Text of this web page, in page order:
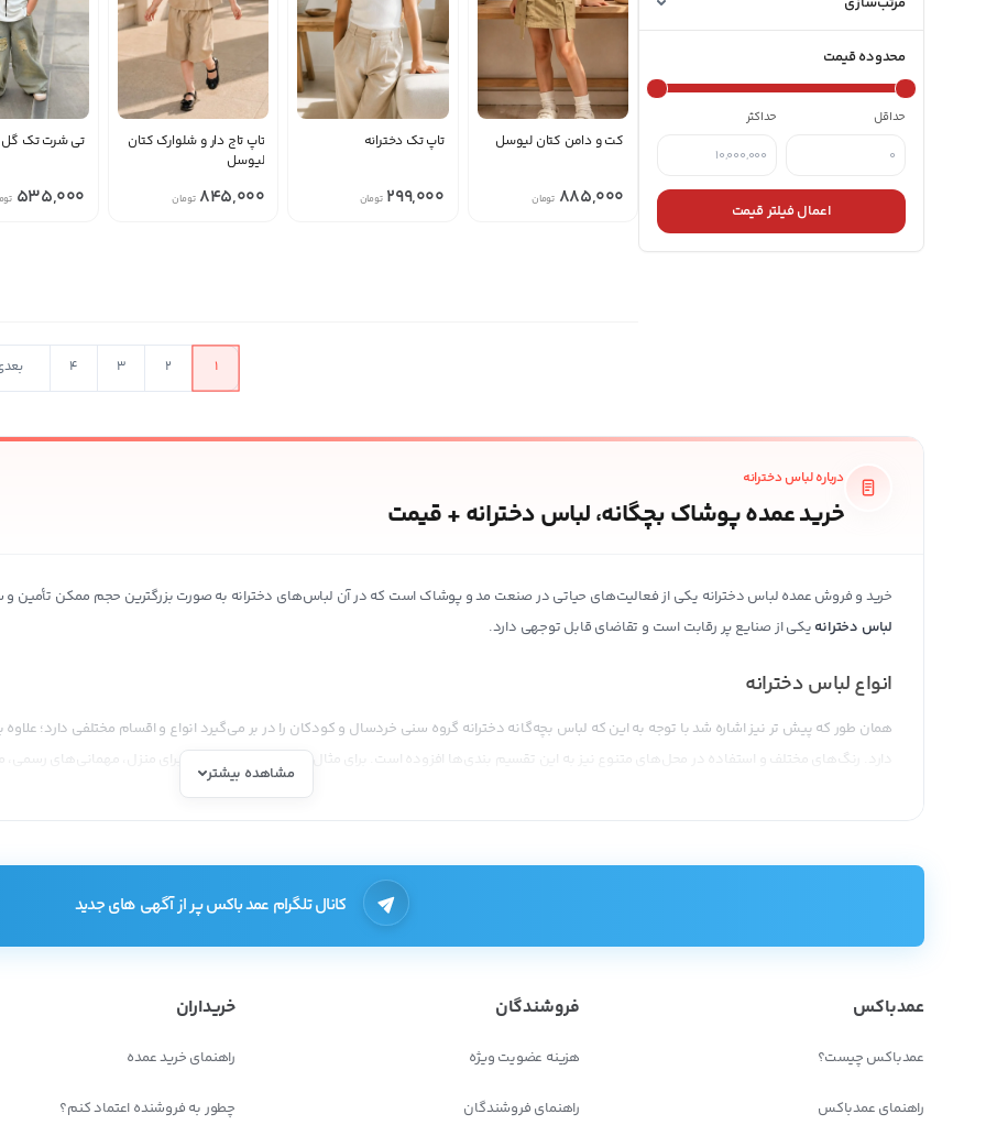
محدوده قیمت
حداقل حداکثر
اعمال فیلتر قیمت
کت و دامن کتان لیوسل
885,000 تومان
تاپ تک دخترانه
299,000 تومان
تاپ تاج دار و شلوارک کتان
لیوسل
845,000 تومان
تی شرت تک گل
535,000
1
2
3
4
درباره لباس دخترانه
خرید عمده پوشاک بچگانه، لباس دخترانه + قیمت
خرید و فروش عمده لباس دخترانه یکی از فعالیت‌های حیاتی در صنعت مد و پوشاک است که در آن لباس‌های دخترانه به صورت بزرگترین حجم ممکن تأمین
لباس دخترانه یکی از صنایع پر رقابت است و تقاضای قابل توجهی دارد.
انواع لباس دخترانه
همان طور که پیش تر نیز اشاره شد با توجه به این که لباس بچه‌گانه دخترانه گروه سنی خردسال و کودکان را در بر می‌گیرد انواع و اقسام مختلفی دارد؛
دارد. رنگ‌های مختلف و استفاده در محل‌های متنوع نیز به این تقسیم بندی‌ها افزوده است. برای مثال پوشاک مورد استفاده برای منزل، مهمانی‌های
این‌ها باهم تفاوت دارند. همه این عوامل سبب شده‌اند که دسته بندی‌های زیادی برای لباس بچه‌گانه دخترانه وجود داشته باشد.
سرهمی و هودی
کلاه بافتنی یا کلاه ساحلی و تابستانی
دستکش
مشاهده بیشتر
کانال تلگرام عمد باکس پر از آگهی های جدید
عمدباکس
عمدباکس چیست؟
راهنمای عمدباکس
فروشندگان
هزینه عضویت ویژه
راهنمای فروشندگان
خریداران
راهنمای خرید عمده
چطور به فروشنده اعتماد کنم؟